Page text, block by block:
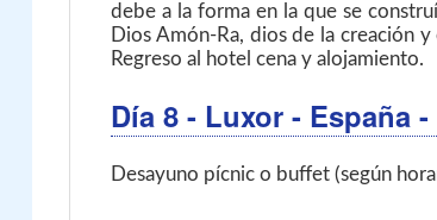
debe a la forma en la que se
Dios Amón-Ra, dios de la creación
Regreso al hotel cena y alojamiento.
Día 8 - Luxor - España -
Desayuno pícnic o buffet (según